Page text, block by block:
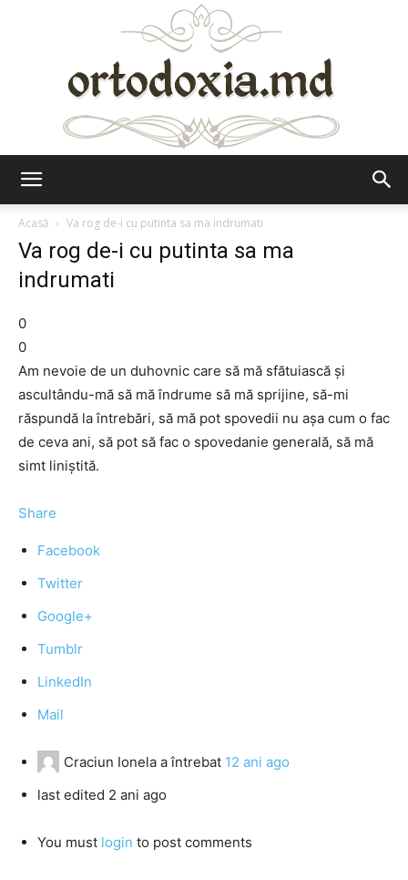
Acasă
Va rog de-i cu putinta sa ma indrumati
Va rog de-i cu putinta sa ma
indrumati
0
0
Am nevoie de un duhovnic care să mă sfătuiască și
ascultându-mă să mă îndrume să mă sprijine, să-mi
răspundă la întrebări, să mă pot spovedii nu așa cum o fac
de ceva ani, să pot să fac o spovedanie generală, să mă
simt liniștită.
Share
Facebook
Twitter
Google+
Tumblr
LinkedIn
Mail
Craciun Ionela a întrebat 12 ani ago
last edited 2 ani ago
You must login to post comments